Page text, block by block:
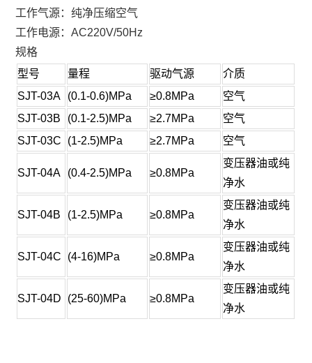
工作气源：纯净压缩空气
工作电源：AC220V/50Hz
规格
型号
量程 驱动气源
介质
SJT-03A
(0.1-0.6)MPa ≥0.8MPa
空气
SJT-03B
(0.1-2.5)MPa ≥2.7MPa
空气
SJT-03C
(1-2.5)MPa ≥2.7MPa 空气
SJT-04A (0.4-2.5)MPa ≥0.8MPa
变压器油或纯
净水
SJT-04B (1-2.5)MPa ≥0.8MPa
变压器油或纯
净水
SJT-04C (4-16)MPa ≥0.8MPa
变压器油或纯
净水
SJT-04D (25-60)MPa ≥0.8MPa
变压器油或纯
净水